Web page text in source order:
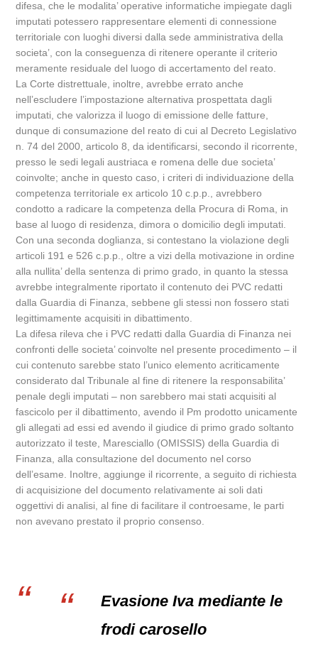
difesa, che le modalita’ operative informatiche impiegate dagli
imputati potessero rappresentare elementi di connessione
territoriale con luoghi diversi dalla sede amministrativa della
societa’, con la conseguenza di ritenere operante il criterio
meramente residuale del luogo di accertamento del reato.
La Corte distrettuale, inoltre, avrebbe errato anche
nell’escludere l’impostazione alternativa prospettata dagli
imputati, che valorizza il luogo di emissione delle fatture,
dunque di consumazione del reato di cui al Decreto Legislativo
n. 74 del 2000, articolo 8, da identificarsi, secondo il ricorrente,
presso le sedi legali austriaca e romena delle due societa’
coinvolte; anche in questo caso, i criteri di individuazione della
competenza territoriale ex articolo 10 c.p.p., avrebbero
condotto a radicare la competenza della Procura di Roma, in
base al luogo di residenza, dimora o domicilio degli imputati.
Con una seconda doglianza, si contestano la violazione degli
articoli 191 e 526 c.p.p., oltre a vizi della motivazione in ordine
alla nullita’ della sentenza di primo grado, in quanto la stessa
avrebbe integralmente riportato il contenuto dei PVC redatti
dalla Guardia di Finanza, sebbene gli stessi non fossero stati
legittimamente acquisiti in dibattimento.
La difesa rileva che i PVC redatti dalla Guardia di Finanza nei
confronti delle societa’ coinvolte nel presente procedimento – il
cui contenuto sarebbe stato l’unico elemento acriticamente
considerato dal Tribunale al fine di ritenere la responsabilita’
penale degli imputati – non sarebbero mai stati acquisiti al
fascicolo per il dibattimento, avendo il Pm prodotto unicamente
gli allegati ad essi ed avendo il giudice di primo grado soltanto
autorizzato il teste, Maresciallo (OMISSIS) della Guardia di
Finanza, alla consultazione del documento nel corso
dell’esame. Inoltre, aggiunge il ricorrente, a seguito di richiesta
di acquisizione del documento relativamente ai soli dati
oggettivi di analisi, al fine di facilitare il controesame, le parti
non avevano prestato il proprio consenso.
Evasione Iva mediante le
frodi carosello